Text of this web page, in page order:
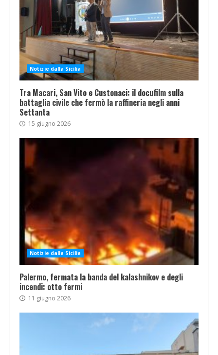
Notizie dalla Sicilia
Tra Macari, San Vito e Custonaci: il docufilm sulla
battaglia civile che fermò la raffineria negli anni
Settanta
15 giugno 2026
Notizie dalla Sicilia
Palermo, fermata la banda del kalashnikov e degli
incendi: otto fermi
11 giugno 2026